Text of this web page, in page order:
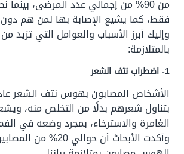
فقط، كما يشيع الإصابة بها لمن هم دون
وإليك أبرز الأسباب والعوامل التي تزيد
بالمتلازمة:
1- اضطراب نتف الشعر
الأشخاص المصابون بهوس نتف الشعر
بتناول شعرهم بدلًا من التخلص منه،
الغامرة والاسترخاء، بمجرد وضعه في
وأكدت الأبحاث أن حوالي